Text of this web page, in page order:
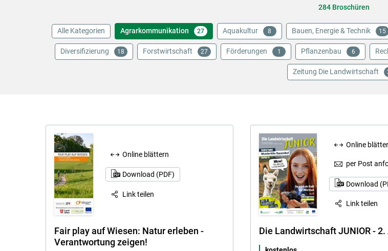
Skip to main content
284 Broschüren
Alle Kategorien Agrarkommunikation 27 Aquakultur 8 Bauen, Energie & Technik 15
Diversifizierung 18 Forstwirtschaft 27 Förderungen 1 Pflanzenbau 6
Zeitung Die Landwirtschaft
Online blättern
Download (PDF)
Link teilen
Fair play auf Wiesen: Natur erleben -
Verantwortung zeigen!
Online
per Post
Download
Link teilen
Die Landwirtschaft JUNIOR - 2.